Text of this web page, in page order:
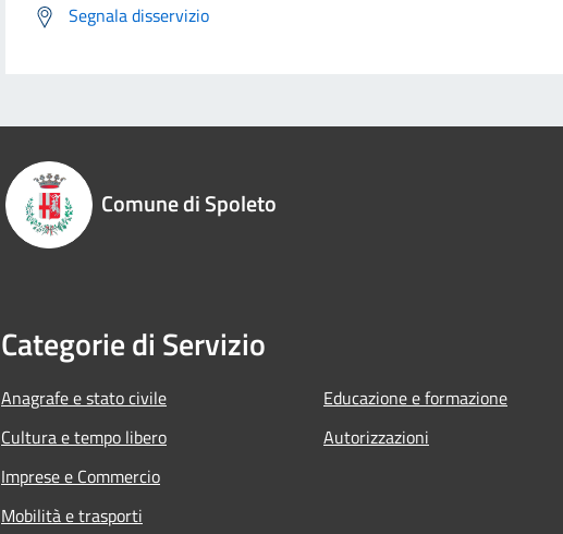
Segnala disservizio
Comune di Spoleto
Categorie di Servizio
Anagrafe e stato civile
Cultura e tempo libero
Imprese e Commercio
Mobilità e trasporti
Educazione e formazione
Autorizzazioni